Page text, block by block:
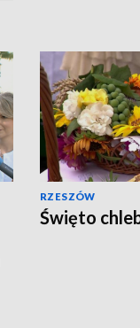
RZESZÓW
Święto